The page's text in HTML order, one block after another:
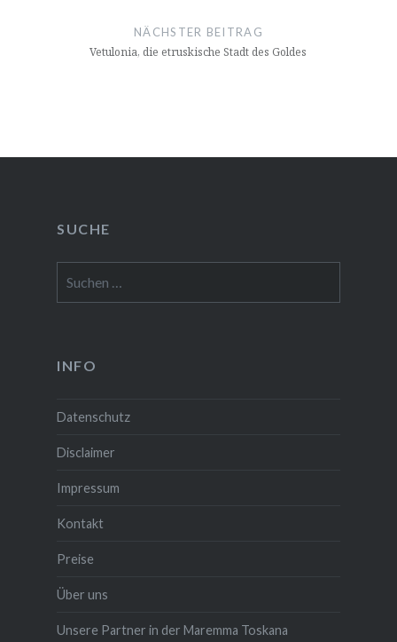
NÄCHSTER BEITRAG
Vetulonia, die etruskische Stadt des Goldes
SUCHE
nach:
INFO
Datenschutz
Disclaimer
Impressum
Kontakt
Preise
Über uns
Unsere Partner in der Maremma Toskana